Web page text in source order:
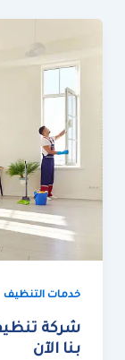
خدمات التنظيف
بنا الآن
تنظيف
0530882094
اتصل
بنا
الآن